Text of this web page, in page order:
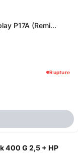
P17A (Remi...
Rupture
400 G 2,5 + HP